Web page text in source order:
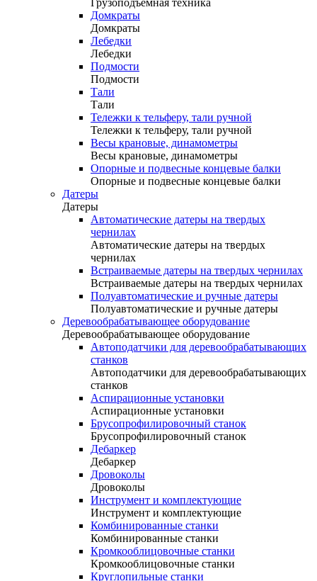
Грузоподъемная техника
Домкраты
Домкраты
Лебедки
Лебедки
Подмости
Подмости
Тали
Тали
Тележки к тельферу, тали ручной
Тележки к тельферу, тали ручной
Весы крановые, динамометры
Весы крановые, динамометры
Опорные и подвесные концевые балки
Опорные и подвесные концевые балки
Датеры
Датеры
Автоматические датеры на твердых
чернилах
Автоматические датеры на твердых
чернилах
Встраиваемые датеры на твердых чернилах
Встраиваемые датеры на твердых чернилах
Полуавтоматические и ручные датеры
Полуавтоматические и ручные датеры
Деревообрабатывающее оборудование
Деревообрабатывающее оборудование
Автоподатчики для деревообрабатывающих
станков
Автоподатчики для деревообрабатывающих
станков
Аспирационные установки
Аспирационные установки
Брусопрофилировочный станок
Брусопрофилировочный станок
Дебаркер
Дебаркер
Дровоколы
Дровоколы
Инструмент и комплектующие
Инструмент и комплектующие
Комбинированные станки
Комбинированные станки
Кромкооблицовочные станки
Кромкооблицовочные станки
Круглопильные станки